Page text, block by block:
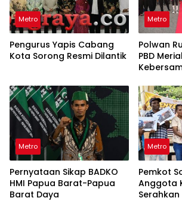
Metro
Pengurus Yapis Cabang
Kota Sorong Resmi Dilantik
Metro
Polwan
PBD
Metro
Pernyataan Sikap BADKO
HMI Papua Barat-Papua
Barat Daya
Metro
Pemkot
Anggota